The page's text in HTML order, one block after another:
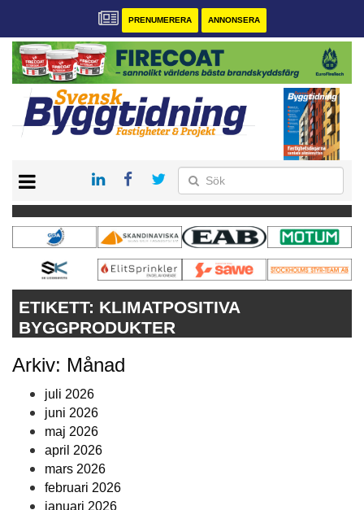
PRENUMERERA ANNONSERA
PRENUMERERA
VÅRA ANDRA MAGASIN
ANNONSERA
ETIKETT: KLIMATPOSITIVA
BYGGPRODUKTER
Arkiv: Månad
juli 2026
juni 2026
maj 2026
april 2026
mars 2026
februari 2026
januari 2026